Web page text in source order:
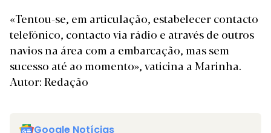
«Tentou-se, em articulação, estabelecer contacto
telefónico, contacto via rádio e através de outros
navios na área com a embarcação, mas sem
sucesso até ao momento», vaticina a Marinha.
Autor: Redação
Google Notícias